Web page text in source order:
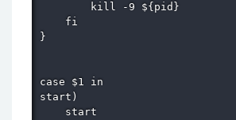
        kill -9 ${pid}
    fi
}
case $1 in
start)
    start